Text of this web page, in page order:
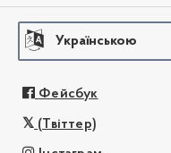
Українською
Фейсбук
(Твіттер)